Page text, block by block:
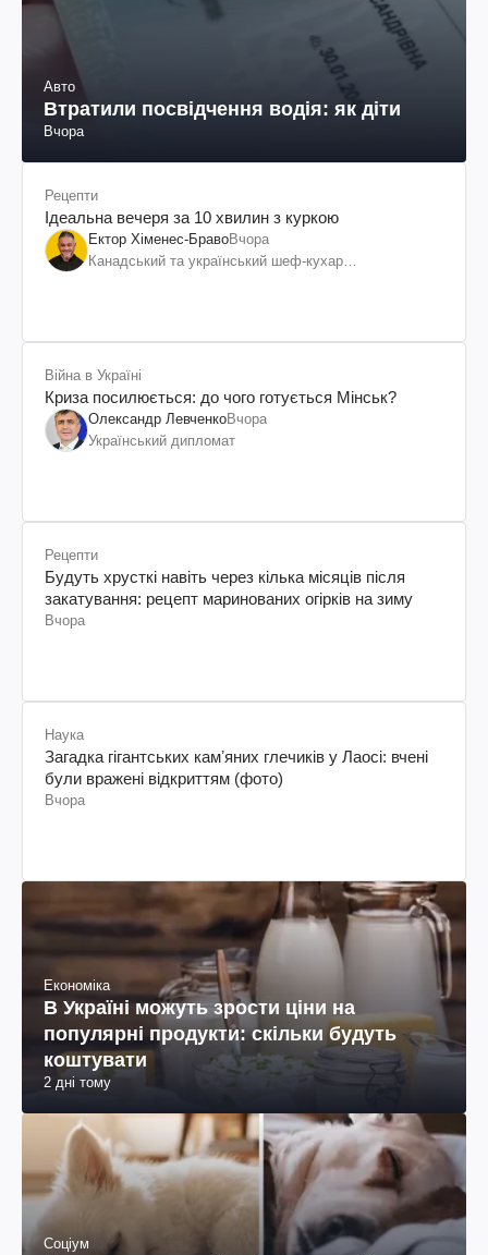
Авто
Втратили посвідчення водія: як діти
Вчора
Рецепти
Ідеальна вечеря за 10 хвилин з куркою
Ектор Хіменес-БравоВчора
Канадський та український шеф-кухар
Війна в Україні
Криза посилюється: до чого готується Мінськ?
Олександр ЛевченкоВчора
Український дипломат
Рецепти
Будуть хрусткі навіть через кілька місяців після
закатування: рецепт маринованих огірків на зиму
Вчора
Наука
Загадка гігантських камʼяних глечиків у Лаосі: вчені
були вражені відкриттям (фото)
Вчора
Економіка
В Україні можуть зрости ціни на
популярні продукти: скільки будуть
коштувати
2 дні тому
Соціум